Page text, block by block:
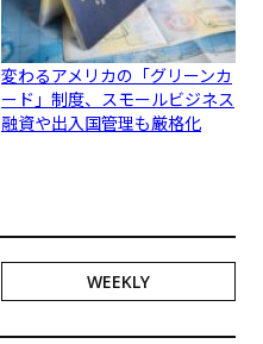
変わるアメリカの「グリーンカ
ード」制度、スモールビジネス
融資や出入国管理も厳格化
WEEKLY